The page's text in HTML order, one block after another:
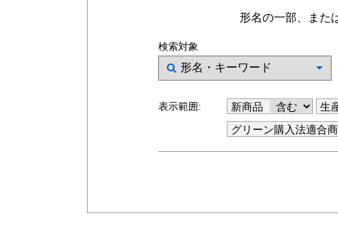
形名の一部、また
検索対象
表示範囲: 新商品 生
グリーン購入法適合